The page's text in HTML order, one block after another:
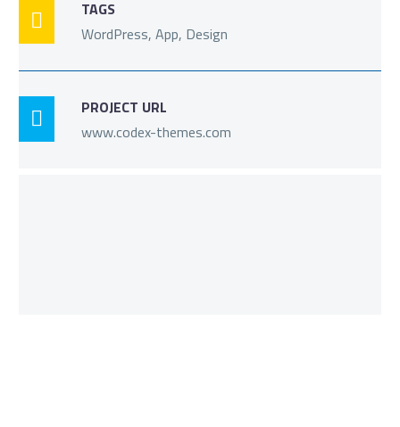

TAGS
WordPress, App, Design

PROJECT URL
www.codex-themes.com